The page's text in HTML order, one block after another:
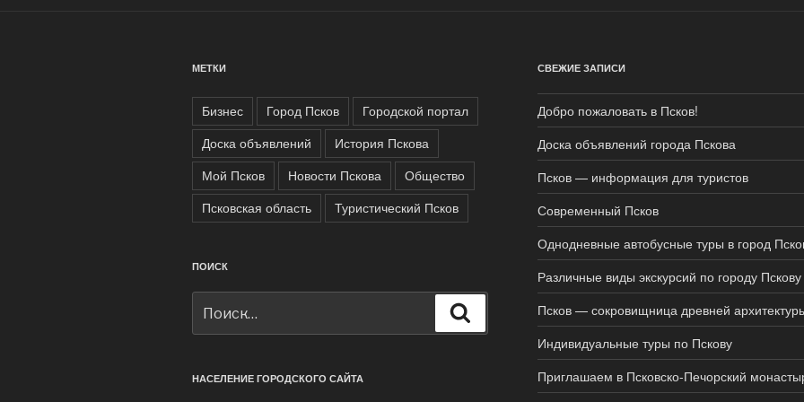
МЕТКИ
Бизнес Город Псков
Городской портал
Доска объявлений
История Пскова
Мой Псков
Новости Пскова
Общество
Псковская область
Туристический Псков
ПОИСК
НАСЕЛЕНИЕ ГОРОДСКОГО САЙТА
СВЕЖИЕ ЗАПИСИ
Добро пожаловать в Псков!
Доска объявлений города Пскова
Псков — информация для туристов
Современный Псков
Однодневные автобусные туры в город
Различные виды экскурсий по городу Пскову
Псков — сокровищница древней
Индивидуальные туры по Пскову
Приглашаем в Псковско-Печорский